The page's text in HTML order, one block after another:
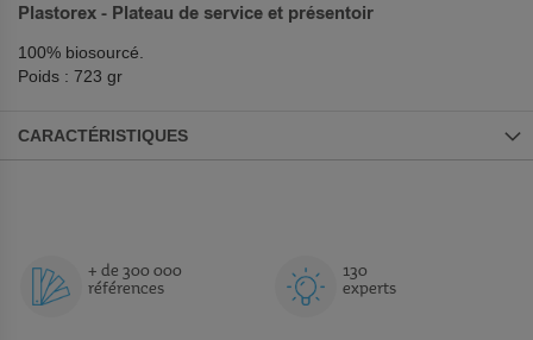
Plastorex - Plateau de service et présentoir
100% biosourcé.
Poids : 723 gr
CARACTÉRISTIQUES
+ de 300 000
références
130
experts